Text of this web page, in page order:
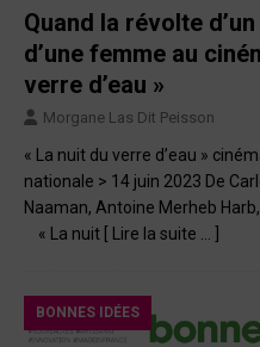
Quand la révolte
d’une femme au
verre d’eau »
Morgane Las Dit Peisson
« La nuit du verre d’eau »
nationale > 14 juin 2023 De
Naaman, Antoine Merheb
« La nuit
[ Lire la suite … ]
BONNES IDÉES